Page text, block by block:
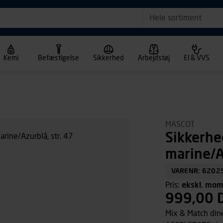
Hele sortiment
Kemi Befæstigelse Sikkerhed Arbejdstøj El & VVS
MASCOT
marine/
VARENR:
Pris: ekskl.
999,00
Mix & Match